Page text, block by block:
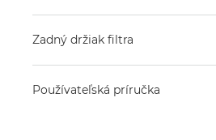
Zadný držiak filtra
Používateľská príručka